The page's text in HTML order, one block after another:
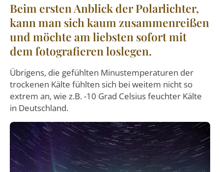
Beim ersten Anblick der Polarlichter,
kann man sich kaum zusammenreißen
und möchte am liebsten sofort mit
dem fotografieren loslegen.
Übrigens, die gefühlten Minustemperaturen der
trockenen Kälte fühlten sich bei weitem nicht so
extrem an, wie z.B. -10 Grad Celsius feuchter Kälte
in Deutschland.